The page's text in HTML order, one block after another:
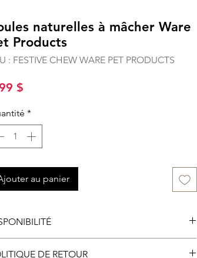
naturelles à mâcher Ware
Products
: FESTIVE CHEW WARE PET PRODUCTS
$
*
au panier
DE RETOUR